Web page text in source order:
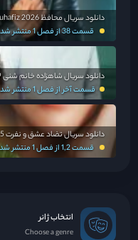
دانلود سریال محافظ Muhafiz 2026
قسمت 38 از فصل 1 منتشر شد
دانلود سریال شاهزاده خانم شنی The Sand Princess 2019
قسمت آخر از فصل 1 منتشر شد
دانلود سریال تضاد عشق و نفرت Bua and Khwan 2025
قسمت 1,2 از فصل 1 منتشر شد
انتخاب ژانر
Choose a genre